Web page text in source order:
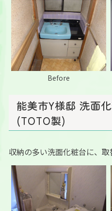
Before
能美市Y様邸 洗面
(TOTO製)
収納の多い洗面化粧台に、取